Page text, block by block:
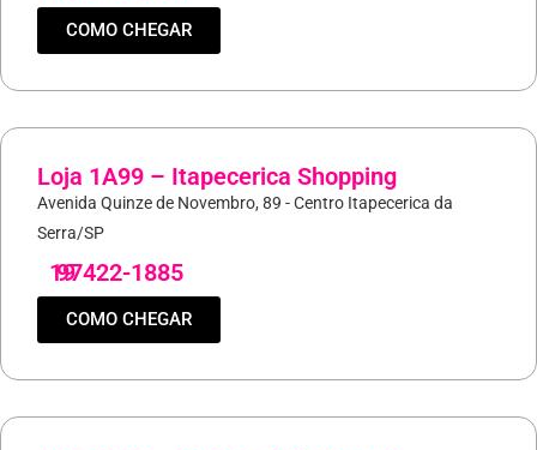
COMO CHEGAR
Loja 1A99 – Itapecerica Shopping
Avenida Quinze de Novembro, 89 - Centro Itapecerica da
Serra/SP
19
97422-1885
COMO CHEGAR